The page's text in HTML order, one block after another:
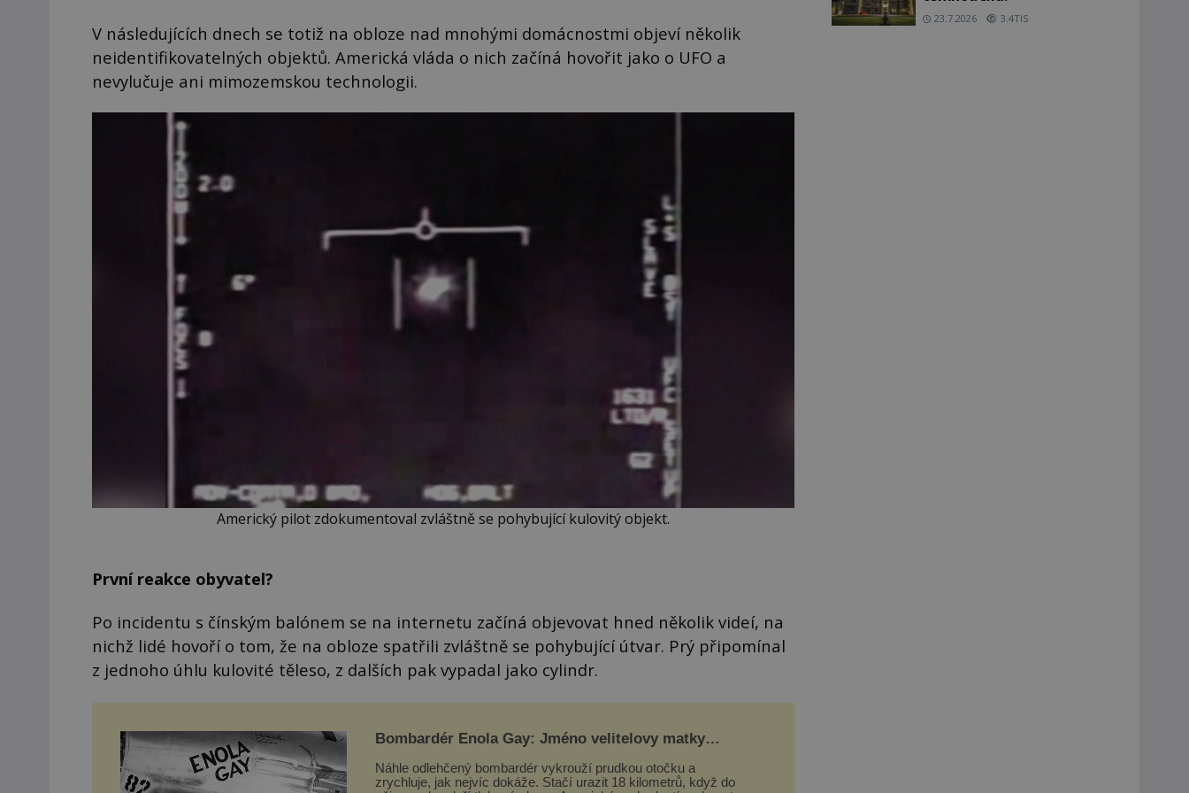
V následujících dnech se totiž na obloze nad mnohými domácnostmi objeví několik
neidentifikovatelných objektů. Americká vláda o nich začíná hovořit jako o UFO a
nevylučuje ani mimozemskou technologii.
Americký pilot zdokumentoval zvláštně se pohybující kulovitý objekt.
První reakce obyvatel?
Po incidentu s čínským balónem se na internetu začíná objevovat hned několik videí, na
nichž lidé hovoří o tom, že na obloze spatřili zvláštně se pohybující útvar. Prý připomínal
z jednoho úhlu kulovité těleso, z dalších pak vypadal jako cylindr.
Bombardér Enola Gay: Jméno velitelovy matky
Náhle odlehčený bombardér vykrouží prudkou otočku a
zrychluje, jak nejvíc dokáže. Stačí urazit 18 kilometrů, když do
23.7.2026 3.4TIS